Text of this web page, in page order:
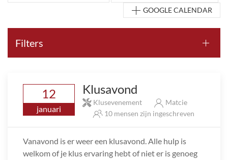
GOOGLE CALENDAR
Filters
12
januari
Klusavond
Klusevenement
Matcie
10 mensen zijn ingeschreven
Vanavond is er weer een klusavond. Alle hulp is
welkom of je klus ervaring hebt of niet er is genoeg